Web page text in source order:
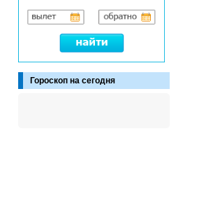
Гороскоп на сегодня